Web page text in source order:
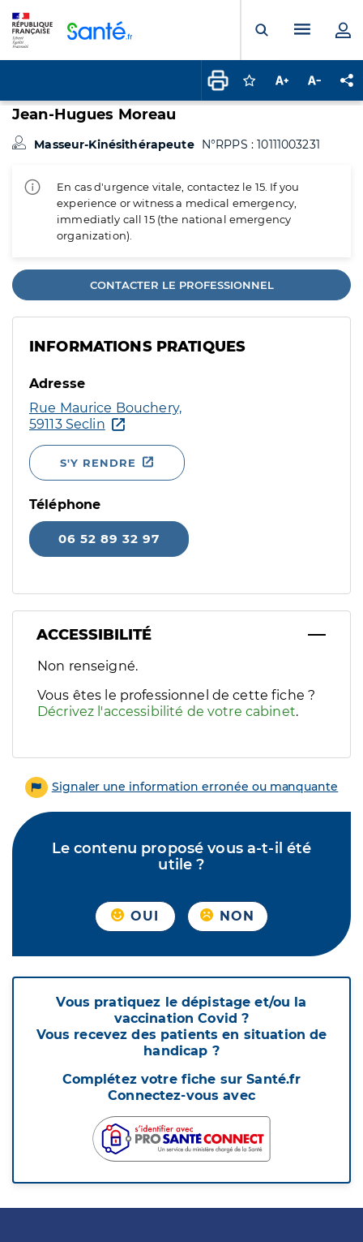
Ouvrir laMenu
Connectez-vous
Augmenter la
Jean-Hugues Moreau
Masseur-Kinésithérapeute N°RPPS : 10111003231
En cas d'urgence vitale, contactez le 15. If you
experience or witness a medical emergency,
immediatly call 15 (the national emergency
organization).
CONTACTER LE PROFESSIONNEL
INFORMATIONS PRATIQUES
Adresse
Rue Maurice Bouchery,
59113 Seclin
S'Y RENDRE
Téléphone
06 52 89 32 97
ACCESSIBILITÉ
Filtres
Sélectionnez un ou plusieurs handicaps/besoins
Non renseigné.
Vous êtes le professionnel de cette fiche ?
Décrivez l'accessibilité de votre cabinet.
Signaler une information erronée ou manquante
Le contenu proposé vous a-t-il été
utile ?
OUI NON
Vous pratiquez le dépistage et/ou la
vaccination Covid ?
Vous recevez des patients en situation de
handicap ?
Complétez votre fiche sur Santé.fr
Connectez-vous avec